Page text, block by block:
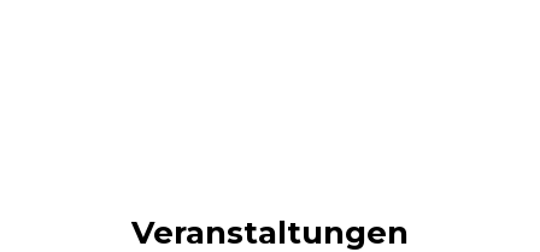
Veranstaltungen